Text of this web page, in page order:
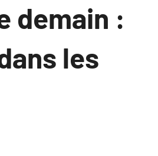
demain :
les